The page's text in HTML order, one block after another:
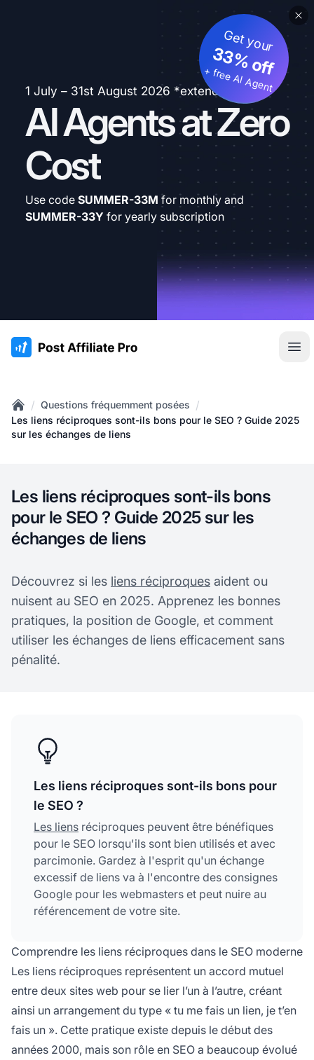
1 July – 31st August 2026 *extended
AI Agents at Zero
Cost
Get your
33% off
+ free AI Agent
Use code SUMMER-33M for monthly and
SUMMER-33Y for yearly subscription
:site.title
Home
/ Questions fréquemment posées /
Les liens réciproques sont-ils bons pour le SEO ? Guide 2025
sur les échanges de liens
Les liens réciproques sont-ils bons
pour le SEO ? Guide 2025 sur les
échanges de liens
Découvrez si les liens réciproques aident ou
nuisent au SEO en 2025. Apprenez les bonnes
pratiques, la position de Google, et comment
utiliser les échanges de liens efficacement sans
pénalité.
Les liens réciproques sont-ils bons pour
le SEO ?
Les liens réciproques peuvent être bénéfiques
pour le SEO lorsqu'ils sont bien utilisés et avec
parcimonie. Gardez à l'esprit qu'un échange
excessif de liens va à l'encontre des consignes
Google pour les webmasters et peut nuire au
référencement de votre site.
Comprendre les liens réciproques dans le SEO moderne
Les liens réciproques représentent un accord mutuel
entre deux sites web pour se lier l’un à l’autre, créant
ainsi un arrangement du type « tu me fais un lien, je t’en
fais un ». Cette pratique existe depuis le début des
années 2000, mais son rôle en SEO a beaucoup évolué